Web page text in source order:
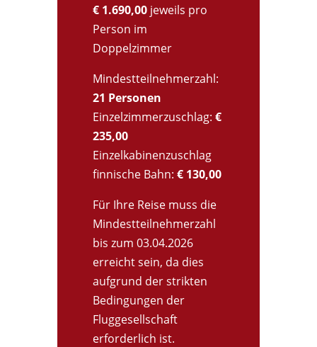
€ 1.690,00jeweils pro
Person im
Doppelzimmer
Mindestteilnehmerzahl:
21 Personen
Einzelzimmerzuschlag: €
235,00
Einzelkabinenzuschlag
finnische Bahn: € 130,00
Für Ihre Reise muss die
Mindestteilnehmerzahl
bis zum 03.04.2026
erreicht sein, da dies
aufgrund der strikten
Bedingungen der
Fluggesellschaft
erforderlich ist.